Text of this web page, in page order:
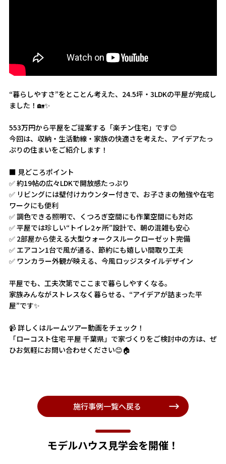
“暮らしやすさ”をとことん考えた、24.5坪・3LDKの平屋が完成し
ました！🏡✨
553万円から平屋をご提案する「楽チン住宅」です😊
今回は、収納・生活動線・家族の快適さを考えた、アイデアたっ
ぷりの住まいをご紹介します！
■ 見どころポイント
✅ 約19帖の広々LDKで開放感たっぷり
✅ リビングには壁付けカウンター付きで、お子さまの勉強や在宅
ワークにも便利
✅ 調色できる照明で、くつろぎ空間にも作業空間にも対応
✅ 平屋では珍しい“トイレ2ヶ所”設計で、朝の混雑も安心
✅ 2部屋から使える大型ウォークスルークローゼット完備
✅ エアコン1台で風が通る、節約にも嬉しい間取り工夫
✅ ワンカラー外観が映える、今風ロッジスタイルデザイン
平屋でも、工夫次第でここまで暮らしやすくなる。
家族みんながストレスなく暮らせる、“アイデアが詰まった平
屋”です✨
📹 詳しくはルームツアー動画をチェック！
「ローコスト住宅 平屋 千葉県」で家づくりをご検討中の方は、ぜ
ひお気軽にお問い合わせください😊🏠
施行事例一覧へ戻る
モデルハウス見学会を開催！